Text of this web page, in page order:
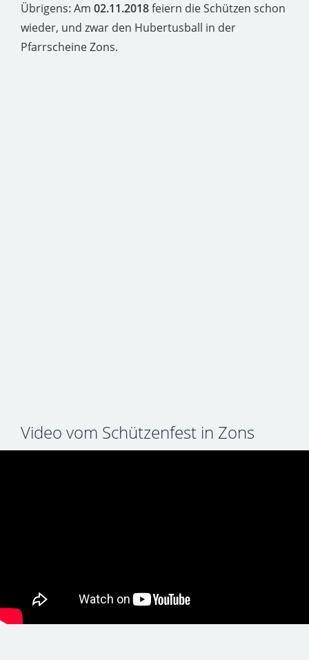
Übrigens: Am 02.11.2018feiern die Schützen schon
wieder, und zwar den Hubertusball in der
Pfarrscheine Zons.
Video vom Schützenfest in Zons